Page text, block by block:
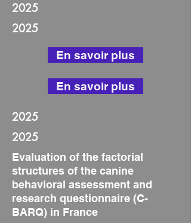
2025
2025
En savoir plus
En savoir plus
2025
2025
Evaluation of the factorial
structures of the canine
behavioral assessment and
research questionnaire (C-
BARQ) in France